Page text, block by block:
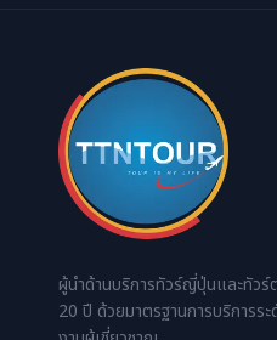
ผู้นำด้านบริการทัวร์ญี่ปุ่นและทัวร์
20 ปี ด้วยมาตรฐานการบริการร